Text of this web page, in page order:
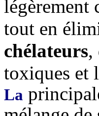
légèrement
tout en
chélateurs,
toxiques et
La